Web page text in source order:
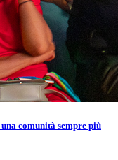
comunità sempre più